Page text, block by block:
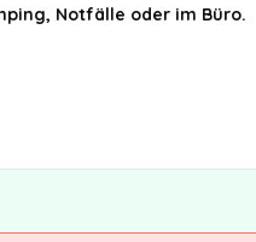
Notfälle oder im Büro.